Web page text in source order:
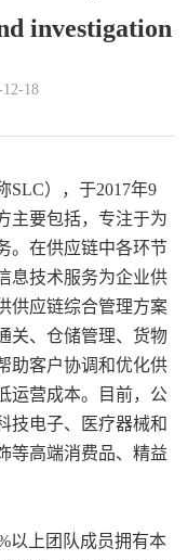
investigation
12-18
SLC），于2017年9
主要包括，专注于为
。在供应链中各环节
息技术服务为企业供
供应链综合管理方案
关、仓储管理、货物
助客户协调和优化供
运营成本。目前，公
技电子、医疗器械和
等高端消费品、精益
上团队成员拥有本